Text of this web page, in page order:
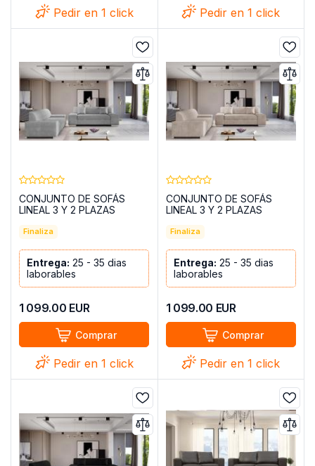
Pedir en 1 click Pedir en 1 click
CONJUNTO DE SOFÁS
LINEAL 3 Y 2 PLAZAS
Finaliza
Entrega: 25 - 35 dias
laborables
1 099.00 EUR
Comprar
Pedir en 1 click
CONJUNTO DE SOFÁS
LINEAL 3 Y 2 PLAZAS
Finaliza
Entrega: 25 - 35 dias
laborables
1 099.00 EUR
Comprar
Pedir en 1 click